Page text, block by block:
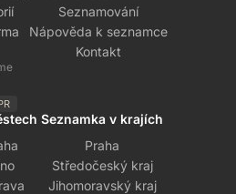
Seznamování
Nápověda k seznamce
Kontakt
Seznamka v krajích
Praha
Středočeský kraj
Jihomoravský kraj